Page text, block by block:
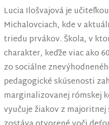
Lucia Ilošvajová je
Michalovciach, kde v
triedu prvákov. Škola, v
charakter, keďže viac ako
zo sociálne
pedagogické skúsenosti
marginalizovanej rómskej
vyučuje žiakov z